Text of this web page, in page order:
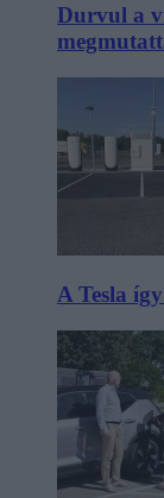
Durvul a
A Tesla